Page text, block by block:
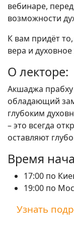
вебинаре,
возможности
К вам придёт
вера и
О лекторе:
Акшаджа
обладающий
глубоким
– это всегда
оставляют
Время
17:00 по
19:00 по
Узнать